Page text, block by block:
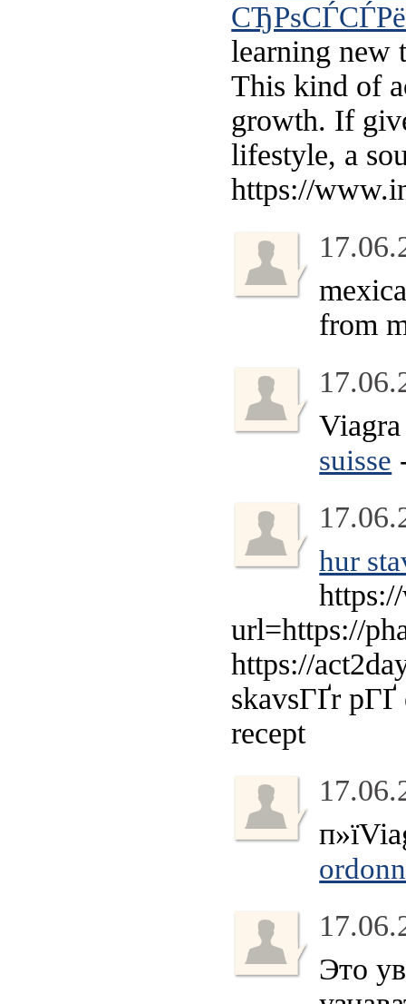
learning new
This kind of
growth. If
lifestyle, a
https://
from
suisse
hur
url=https://
https://
skavsГҐr
recept
Это